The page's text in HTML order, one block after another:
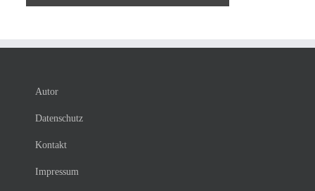
Autor
Datenschutz
Kontakt
Impressum